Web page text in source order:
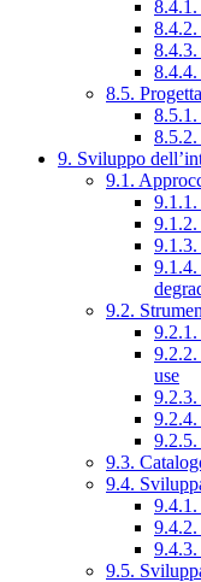
8.4.2.
8.4.3.
8.4.4.
8.5.
9. Sviluppo
9.1.
9.1.2.
9.1.4.
9.2.
9.2.1.
use
9.2.3.
9.2.5.
9.3.
9.4.
9.5.